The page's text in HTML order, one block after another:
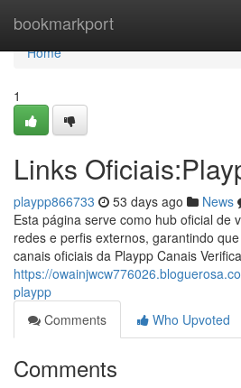
bookmarkport
Home
Home
1
Links
playpp866733 53 days ago News
Esta página serve como hub oficial de
redes e perfis externos, garantindo
canais oficiais da Playpp Canais
https://
playpp
Comments
Who Upvoted
Comments